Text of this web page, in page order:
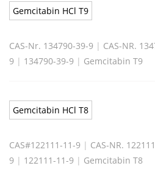
Gemcitabin HCl T9
CAS-Nr. 134790-39-9 | CAS-NR.
9 | 134790-39-9 | Gemcitabin T9
Gemcitabin HCl T8
CAS#122111-11-9 | CAS-NR.
9 | 122111-11-9 | Gemcitabin T8